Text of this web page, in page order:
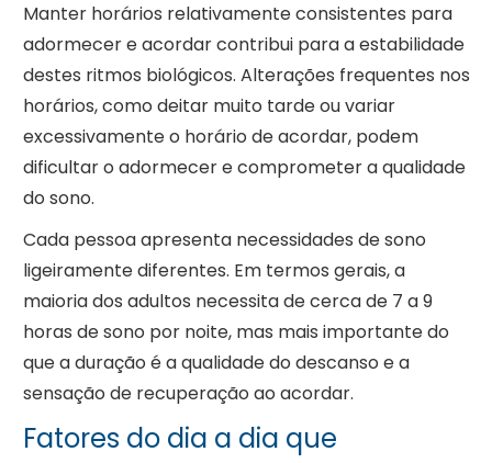
Manter horários relativamente consistentes para
adormecer e acordar contribui para a estabilidade
destes ritmos biológicos. Alterações frequentes nos
horários, como deitar muito tarde ou variar
excessivamente o horário de acordar, podem
dificultar o adormecer e comprometer a qualidade
do sono.
Cada pessoa apresenta necessidades de sono
ligeiramente diferentes. Em termos gerais, a
maioria dos adultos necessita de cerca de 7 a 9
horas de sono por noite, mas mais importante do
que a duração é a qualidade do descanso e a
sensação de recuperação ao acordar.
Fatores do dia a dia que